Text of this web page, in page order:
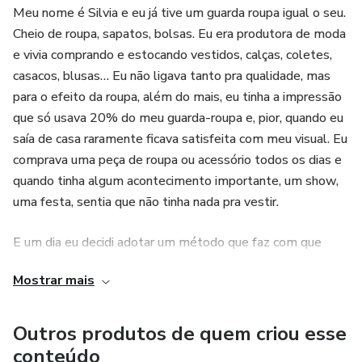
Meu nome é Silvia e eu já tive um guarda roupa igual o seu.
Cheio de roupa, sapatos, bolsas. Eu era produtora de moda
e vivia comprando e estocando vestidos, calças, coletes,
casacos, blusas… Eu não ligava tanto pra qualidade, mas
para o efeito da roupa, além do mais, eu tinha a impressão
que só usava 20% do meu guarda-roupa e, pior, quando eu
saía de casa raramente ficava satisfeita com meu visual. Eu
comprava uma peça de roupa ou acessório todos os dias e
quando tinha algum acontecimento importante, um show,
uma festa, sentia que não tinha nada pra vestir.
E um dia eu decidi adotar um método que faz com que
Eu pré-escolho o que vou usar na estação. Antes
minutos minha roupa está escolhida e funciona! Eu saio de
casa, não importa pra onde, sentindo que fiz a melhor
Mostrar mais
Outros produtos de quem criou esse
conteúdo